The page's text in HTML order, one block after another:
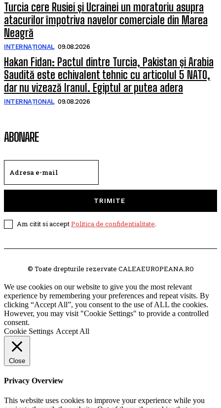
Turcia cere Rusiei și Ucrainei un moratoriu asupra
atacurilor împotriva navelor comerciale din Marea
Neagră
INTERNAȚIONAL 09.08.2026
Hakan Fidan: Pactul dintre Turcia, Pakistan și Arabia
Saudită este echivalent tehnic cu articolul 5 NATO,
dar nu vizează Iranul. Egiptul ar putea adera
INTERNAȚIONAL 09.08.2026
ABONARE
TRIMITE
Am citit si acceptPolitica de confidentialitate.
© Toate drepturile rezervate CALEAEUROPEANA.RO
We use cookies on our website to give you the most relevant
experience by remembering your preferences and repeat visits. By
clicking “Accept All”, you consent to the use of ALL the cookies.
However, you may visit "Cookie Settings" to provide a controlled
consent.
Cookie Settings Accept All
Close
Privacy Overview
This website uses cookies to improve your experience while you